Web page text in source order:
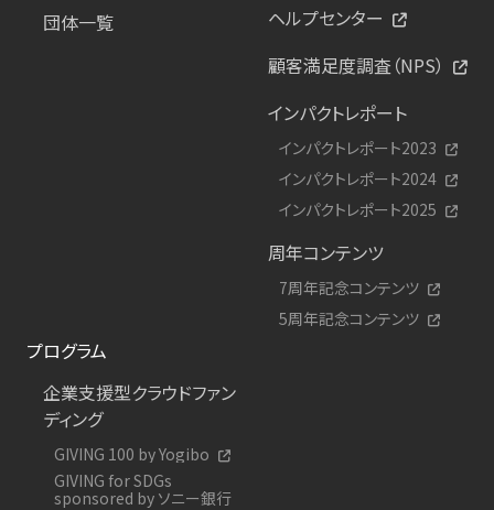
団体一覧
ヘルプセンター
顧客満足度調査（NPS）
インパクトレポート
インパクトレポート2023
インパクトレポート2024
インパクトレポート2025
周年コンテンツ
7周年記念コンテンツ
5周年記念コンテンツ
プログラム
企業支援型クラウドファン
ディング
GIVING 100 by Yogibo
GIVING for SDGs
sponsored by ソニー銀行